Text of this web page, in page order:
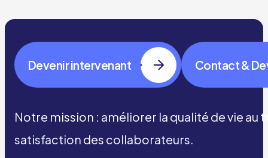
Devenir intervenant Contact &
Notre mission : améliorer la qualité de vie
satisfaction des collaborateurs.